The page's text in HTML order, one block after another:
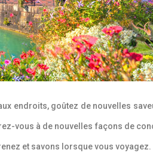
endroits, goûtez de nouvelles
vous à de nouvelles façons de
et savons lorsque vous voyagez.